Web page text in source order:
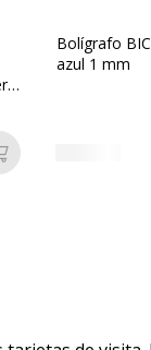
a la cesta
Bolígrafo
azul 1 mm